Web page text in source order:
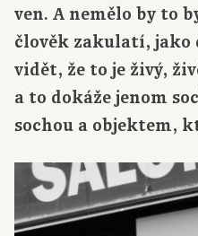
ven. A nemělo by to
člověk zakulatí, jako
vidět, že to je živý,
a to dokáže jenom
sochou a objektem,